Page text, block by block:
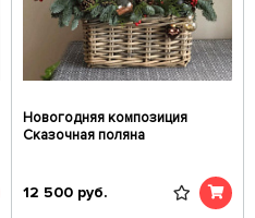
Новогодняя композиция
Сказочная поляна
12 500 руб.